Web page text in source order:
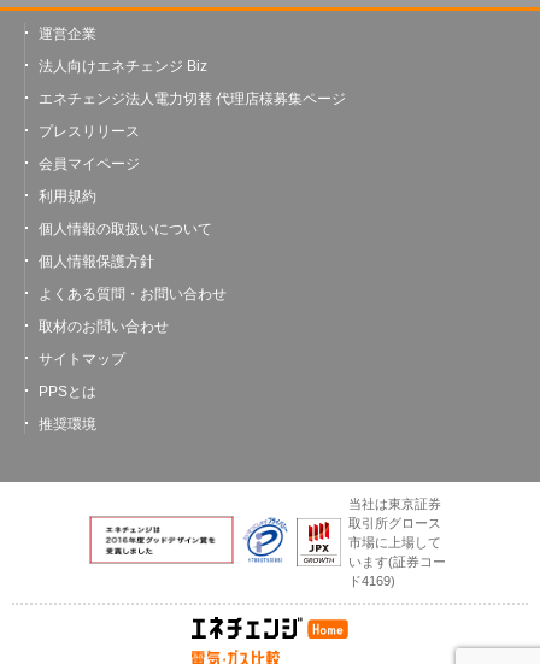
運営企業
法人向けエネチェンジ Biz
エネチェンジ法人電力切替 代理店様募集ページ
プレスリリース
会員マイページ
利用規約
個人情報の取扱いについて
個人情報保護方針
よくある質問・お問い合わせ
取材のお問い合わせ
サイトマップ
PPSとは
推奨環境
当社は東京証券
取引所グロース
市場に上場して
います(証券コー
ド4169)